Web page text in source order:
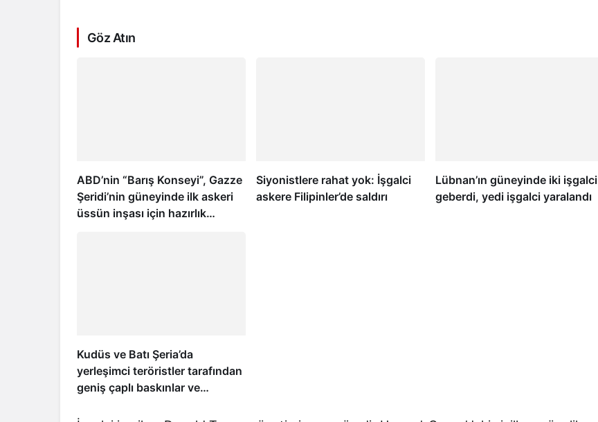
Göz Atın
ABD’nin “Barış Konseyi”, Gazze
Şeridi’nin güneyinde ilk askeri
üssün inşası için hazırlık
Siyonistlere rahat yok: İşgalci
askere Filipinler’de saldırı
Lübnan’ın güneyinde iki işgalci
geberdi, yedi işgalci yaralandı
Kudüs ve Batı Şeria’da
yerleşimci teröristler tarafından
geniş çaplı baskınlar ve